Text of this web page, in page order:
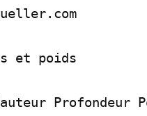
et poids
Profondeur